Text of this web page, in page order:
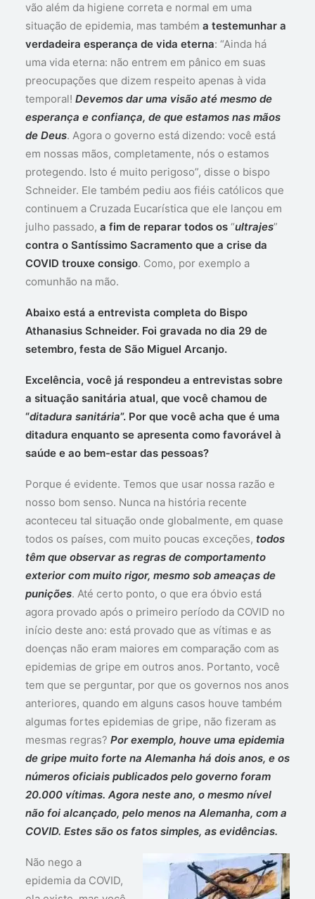
vão além da higiene correta e normal em uma
situação de epidemia, mas também a testemunhar a
verdadeira esperança de vida eterna: “Ainda há
uma vida eterna: não entrem em pânico em suas
preocupações que dizem respeito apenas à vida
temporal! Devemos dar uma visão até mesmo de
esperança e confiança, de que estamos nas mãos
de Deus. Agora o governo está dizendo: você está
em nossas mãos, completamente, nós o estamos
protegendo. Isto é muito perigoso”, disse o bispo
Schneider. Ele também pediu aos fiéis católicos que
continuem a Cruzada Eucarística que ele lançou em
julho passado, a fim de reparar todos os “ultrajes”
contra o Santíssimo Sacramento que a crise da
COVID trouxe consigo. Como, por exemplo a
comunhão na mão.
Abaixo está a entrevista completa do Bispo
Athanasius Schneider. Foi gravada no dia 29 de
setembro, festa de São Miguel Arcanjo.
Excelência, você já respondeu a entrevistas sobre
a situação sanitária atual, que você chamou de
“ditadura sanitária”. Por que você acha que é uma
ditadura enquanto se apresenta como favorável à
saúde e ao bem-estar das pessoas?
Porque é evidente. Temos que usar nossa razão e
nosso bom senso. Nunca na história recente
aconteceu tal situação onde globalmente, em quase
todos os países, com muito poucas exceções, todos
têm que observar as regras de comportamento
exterior com muito rigor, mesmo sob ameaças de
punições. Até certo ponto, o que era óbvio está
agora provado após o primeiro período da COVID no
início deste ano: está provado que as vítimas e as
doenças não eram maiores em comparação com as
epidemias de gripe em outros anos. Portanto, você
tem que se perguntar, por que os governos nos anos
anteriores, quando em alguns casos houve também
algumas fortes epidemias de gripe, não fizeram as
mesmas regras? Por exemplo, houve uma epidemia
de gripe muito forte na Alemanha há dois anos, e os
números oficiais publicados pelo governo foram
20.000 vítimas. Agora neste ano, o mesmo nível
não foi alcançado, pelo menos na Alemanha, com a
COVID. Estes são os fatos simples, as evidências.
Não nego a
epidemia da COVID,